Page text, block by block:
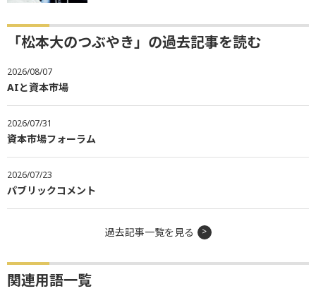
「松本大のつぶやき」の過去記事を読む
2026/08/07
AIと資本市場
2026/07/31
資本市場フォーラム
2026/07/23
パブリックコメント
過去記事一覧を見る
関連用語一覧